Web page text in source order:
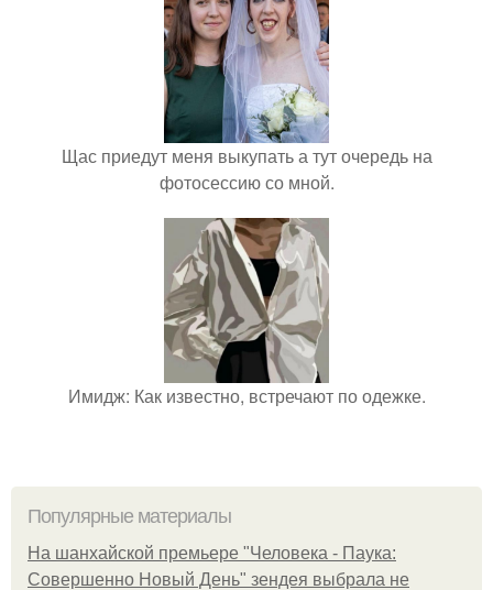
Щас приедут меня выкупать а тут очередь на
фотосессию со мной.
Имидж: Как известно, встречают по одежке.
Популярные материалы
На шанхайской премьере "Человека - Паука:
Совершенно Новый День" зендея выбрала не